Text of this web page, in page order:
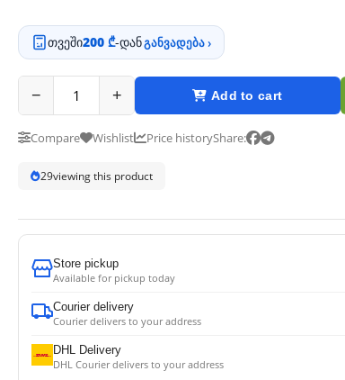
თვეში200 ₾-დანგანვადება ›
− + Add to cart
Compare Wishlist Price historyShare:
29viewing this product
Store pickup
Available for pickup today
Courier delivery
Courier delivers to your address
DHL Delivery
DHL Courier delivers to your address